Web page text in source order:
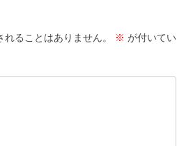
ることはありません。 ※ が付いてい